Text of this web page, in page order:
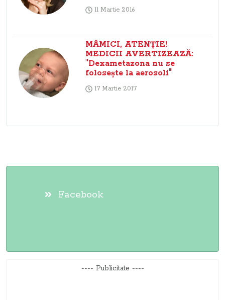
11 Martie 2016
MĂMICI, ATENŢIE!
MEDICII AVERTIZEAZĂ:
"Dexametazona nu se
foloseşte la aerosoli"
17 Martie 2017
Facebook
---- Publicitate ----